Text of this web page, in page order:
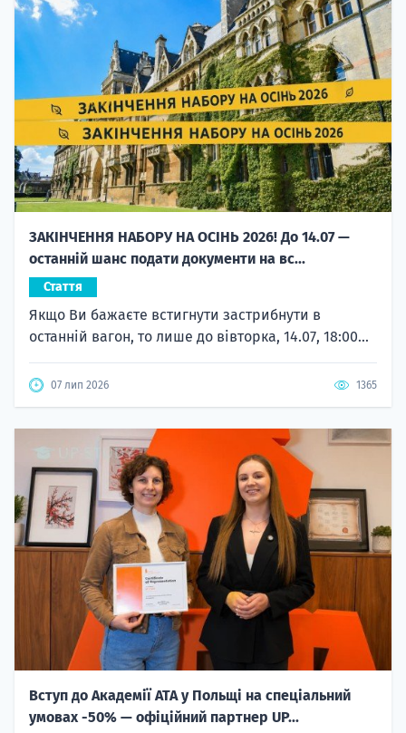
ЗАКІНЧЕННЯ НАБОРУ НА ОСІНЬ 2026! До 14.07 —
останній шанс подати документи на вс...
Стаття
Якщо Ви бажаєте встигнути застрибнути в
останній вагон, то лише до вівторка, 14.07, 18:00...
07 лип 2026 1365
Вступ до Академії ATA у Польщі на спеціальний
умовах -50% — офіційний партнер UP...